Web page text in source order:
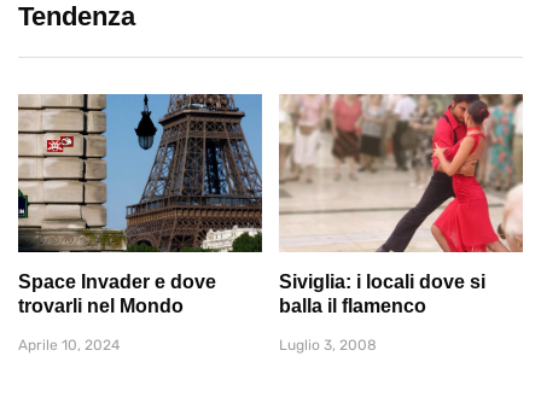
Tendenza
Space Invader e dove
trovarli nel Mondo
Aprile 10, 2024
Siviglia: i locali dove si
balla il flamenco
Luglio 3, 2008